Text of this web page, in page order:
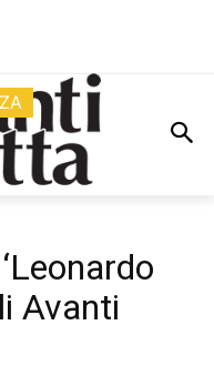
Avanti